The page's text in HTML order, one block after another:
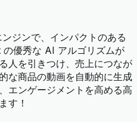
ジンで、インパクトのある
優秀な AI アルゴリズムが
人を引きつけ、売上につなが
な商品の動画を自動的に生成
エンゲージメントを高める高
す！